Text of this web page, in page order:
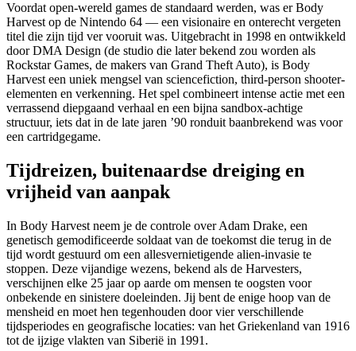
Voordat open-wereld games de standaard werden, was er Body
Harvest op de Nintendo 64 — een visionaire en onterecht vergeten
titel die zijn tijd ver vooruit was. Uitgebracht in 1998 en ontwikkeld
door DMA Design (de studio die later bekend zou worden als
Rockstar Games, de makers van Grand Theft Auto), is Body
Harvest een uniek mengsel van sciencefiction, third-person shooter-
elementen en verkenning. Het spel combineert intense actie met een
verrassend diepgaand verhaal en een bijna sandbox-achtige
structuur, iets dat in de late jaren ’90 ronduit baanbrekend was voor
een cartridgegame.
Tijdreizen, buitenaardse dreiging en
vrijheid van aanpak
In Body Harvest neem je de controle over Adam Drake, een
genetisch gemodificeerde soldaat van de toekomst die terug in de
tijd wordt gestuurd om een allesvernietigende alien-invasie te
stoppen. Deze vijandige wezens, bekend als de Harvesters,
verschijnen elke 25 jaar op aarde om mensen te oogsten voor
onbekende en sinistere doeleinden. Jij bent de enige hoop van de
mensheid en moet hen tegenhouden door vier verschillende
tijdsperiodes en geografische locaties: van het Griekenland van 1916
tot de ijzige vlakten van Siberië in 1991.